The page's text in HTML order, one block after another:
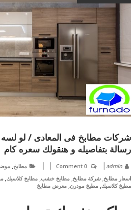
شركات مطابخ فى المعادى / لو لسه
رسالة بتفاصيله و هنقولك سعره كام
admin
0 Comment مطابخ,
اسعار مطابخ, شركة مطابخ, مطابخ خشب, مطابخ كلاسيك,
مطبخ كلاسيك, مطبخ مودرن, معرض مطابخ